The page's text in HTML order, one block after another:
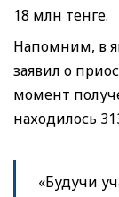
18 млн тенге.
Напомним, в
заявил о
момент
находилось
«Будучи